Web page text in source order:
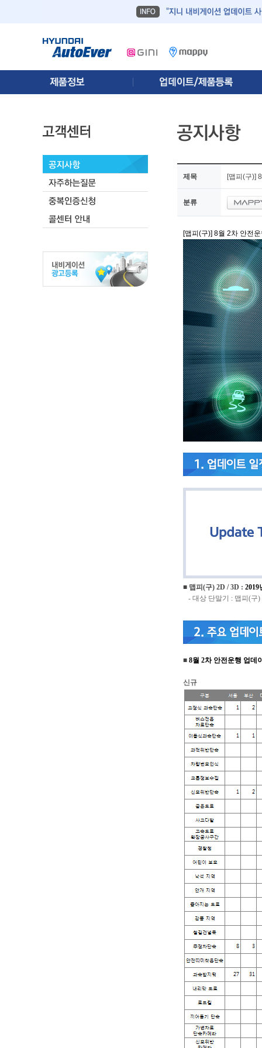
제목 [맵피(구)]
분류
[맵피(구)] 8월 2차 안전
■ 맵피(구) 2D / 3D : 2019
- 대상 단말기 : 맵피(구
■ 8월 2차 안전운행 업데
신규